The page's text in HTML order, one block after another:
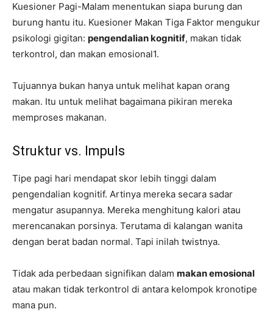
Kuesioner Pagi-Malam menentukan siapa burung dan
burung hantu itu. Kuesioner Makan Tiga Faktor mengukur
psikologi gigitan: pengendalian kognitif, makan tidak
terkontrol, dan makan emosional1.
Tujuannya bukan hanya untuk melihat kapan orang
makan. Itu untuk melihat bagaimana pikiran mereka
memproses makanan.
Struktur vs. Impuls
Tipe pagi hari mendapat skor lebih tinggi dalam
pengendalian kognitif. Artinya mereka secara sadar
mengatur asupannya. Mereka menghitung kalori atau
merencanakan porsinya. Terutama di kalangan wanita
dengan berat badan normal. Tapi inilah twistnya.
Tidak ada perbedaan signifikan dalam makan emosional
atau makan tidak terkontrol di antara kelompok kronotipe
mana pun.